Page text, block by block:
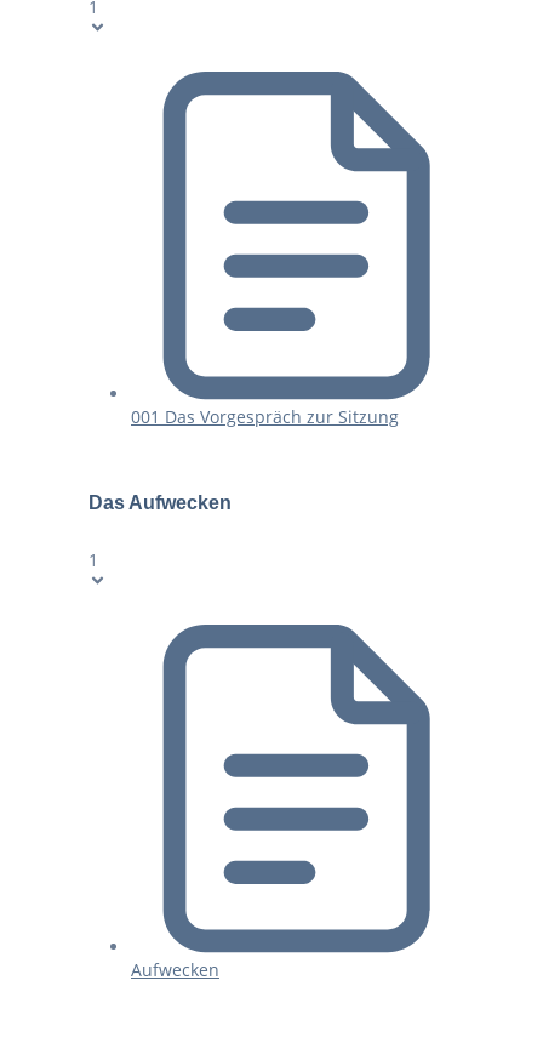
1
001 Das Vorgespräch zur Sitzung
Das Aufwecken
1
Aufwecken